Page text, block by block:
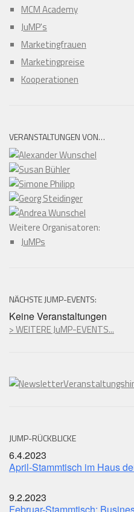
MCM Academy
JuMP's
Marketingfrauen
Marketingpreise
Kooperationen
VERANSTALTUNGEN VON…
Weitere Organisatoren:
JuMPs
NÄCHSTE JUMP-EVENTS:
Keine Veranstaltungen
> WEITERE JuMP-EVENTS...
JUMP-RÜCKBLICKE
6.4.2023
April-Stammtisch im Haus
9.2.2023